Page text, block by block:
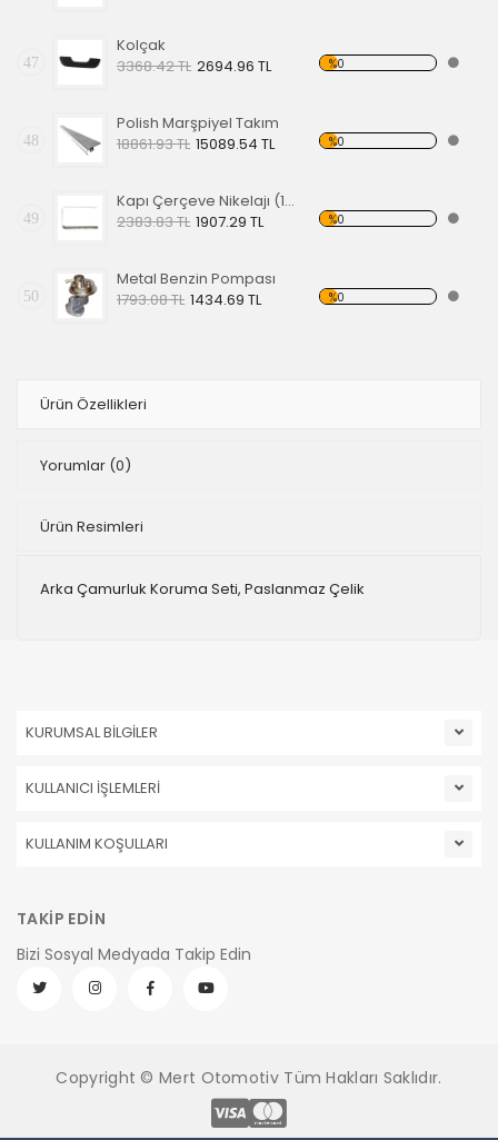
47
Kolçak
3368.42 TL 2694.96 TL %0
48
Polish Marşpiyel Takım
18861.93 TL 15089.54 TL %0
49
Kapı Çerçeve Nikelajı (1200)
2383.83 TL 1907.29 TL %0
50
Metal Benzin Pompası
1793.08 TL 1434.69 TL %0
Ürün Özellikleri
Yorumlar (0)
Ürün Resimleri
Arka Çamurluk Koruma Seti, Paslanmaz Çelik
KURUMSAL BİLGİLER
KULLANICI İŞLEMLERİ
KULLANIM KOŞULLARI
TAKİP EDİN
Bizi Sosyal Medyada Takip Edin
Copyright © Mert Otomotiv Tüm Hakları Saklıdır.